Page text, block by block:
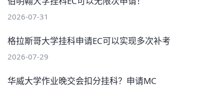
2026-07-31
格拉斯哥大学挂科申请EC可以实现多次补考
2026-07-29
华威大学作业晚交会扣分挂科？申请MC